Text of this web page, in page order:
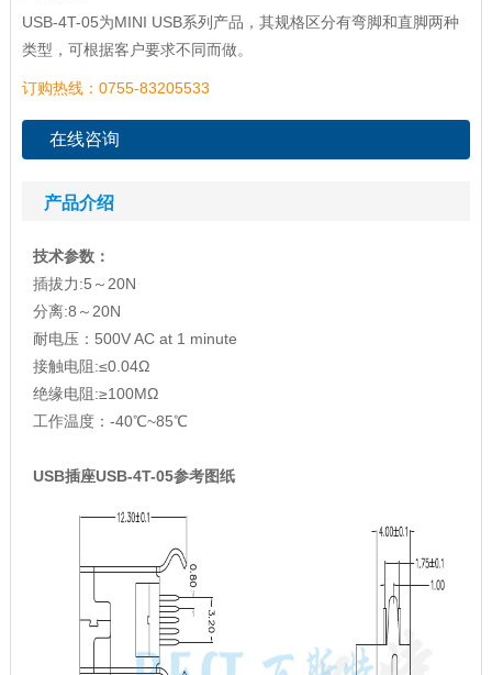
USB-4T-05为MINI USB系列产品，其规格区分有弯脚和直脚两种
类型，可根据客户要求不同而做。
订购热线：0755-83205533
在线咨询
产品介绍
技术参数：
插拔力:5～20N
分离:8～20N
耐电压：500V AC at 1 minute
接触电阻:≤0.04Ω
绝缘电阻:≥100MΩ
工作温度：-40℃~85℃
USB插座USB-4T-05参考图纸